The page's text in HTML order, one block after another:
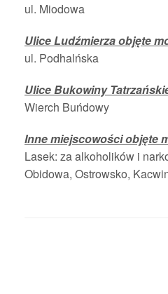
ul. Miodowa
Ulice Ludźmierza objęte
ul. Podhalńska
Ulice Bukowiny
Wierch Buńdowy
Inne miejscowościobjęte
Lasek: za alkoholików i
Obidowa, Ostrowsko,